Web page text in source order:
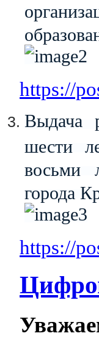
https://
Выдача
шести
восьми
города
https://